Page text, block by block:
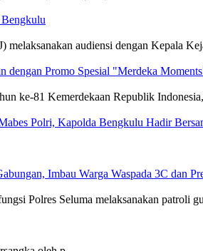
audiensi dengan Kepala
dengan Promo Spesial "Merdeka
ke-81 Kemerdekaan Republik
Polri, Kapolda Bengkulu Hadir
Imbau Warga Waspada 3C dan
Polres Seluma melaksanakan patroli